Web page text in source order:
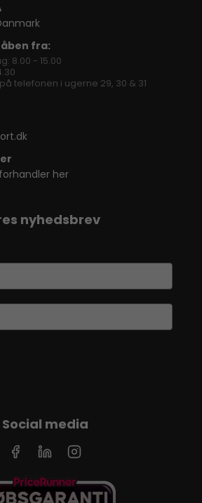
fra:
8.00 - 15.00
telefonen i ugerne 29, 30 & 31
her
nyhedsbrev
Social media